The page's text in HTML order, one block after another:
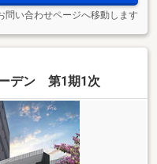
問い合わせページへ移動します
デン 第1期1次